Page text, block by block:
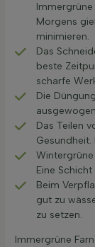
Morgens
minimieren.
Das
beste
scharfe
Die
Das Teilen
Eine
Beim
gut zu
zu setzen.
Immergrüne